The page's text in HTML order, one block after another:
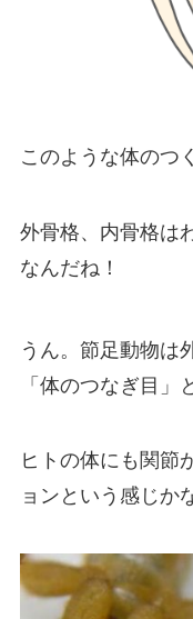
このような体のつ
外骨格、内骨格は
なんだね！
うん。節足動物は
「体のつなぎ目」
ヒトの体にも関節
ョンという感じか